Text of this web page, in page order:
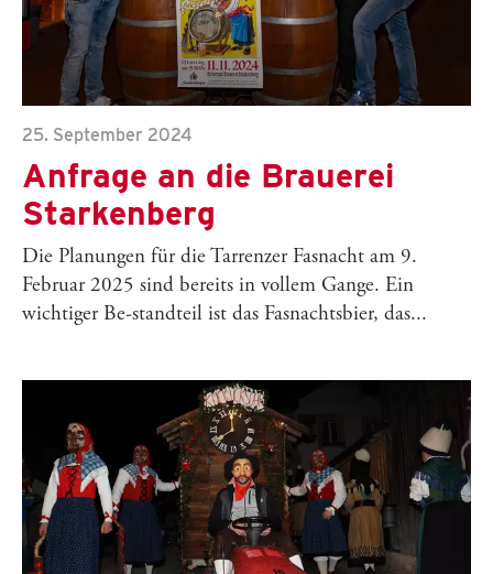
25. September 2024
Anfrage an die Brauerei
Starkenberg
Die Planungen für die Tarrenzer Fasnacht am 9.
Februar 2025 sind bereits in vollem Gange. Ein
wichtiger Be-standteil ist das Fasnachtsbier, das...